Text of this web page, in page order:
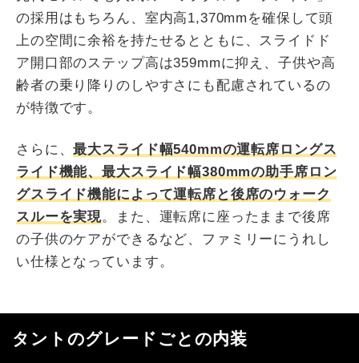
の採用はもちろん、室内高1,370mmを確保して頭
上の空間に余裕を持たせるとともに、スライドド
ア開口部のステップ高は359mmに抑え、子供や高
齢者の乗り降りのしやすさにも配慮されているの
が特徴です。
さらに、最大スライド幅540mmの運転席ロングス
ライド機能、最大スライド幅380mmの助手席ロン
グスライド機能によって運転席と後席のウォーク
スルーを実現。また、運転席に座ったままで後席
の子供のケアができるなど、ファミリーにうれし
い仕様となっています。
タントのグレードごとの内装